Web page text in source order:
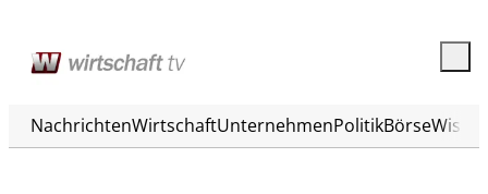
NachrichtenWirtschaftUnternehmenPolitikBörse